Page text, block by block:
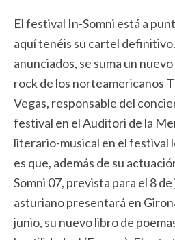
El festival In-Somni está a
aquí tenéis su cartel
anunciados, se suma un
rock de los norteamericanos
Vegas, responsable del
festival en el Auditori de la
literario-musical en el festival
es que, además de su
Somni 07, prevista para el 8
asturiano presentará en
junio, su nuevo libro de